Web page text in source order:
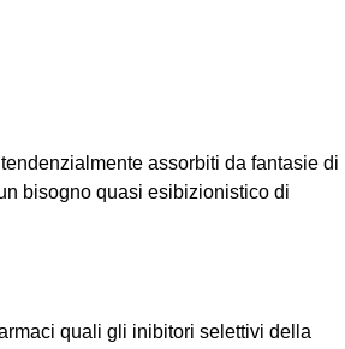
assorbiti da fantasie di
bisogno quasi esibizionistico di
quali gli inibitori selettivi della